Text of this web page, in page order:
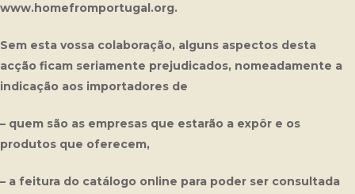
www.homefromportugal.org.
Sem esta vossa colaboração, alguns aspectos desta
acção ficam seriamente prejudicados, nomeadamente a
indicação aos importadores de
– quem são as empresas que estarão a expôr e os
produtos que oferecem,
– a feitura do catálogo online para poder ser consultada